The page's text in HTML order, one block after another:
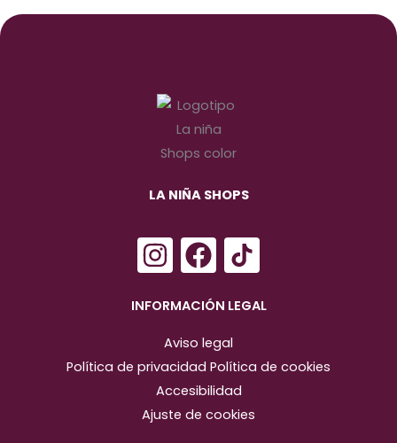
LA NIÑA SHOPS
I
n
s
a
g
r
F
a
c
e
b
o
o
INFORMACIÓN LEGAL
Aviso legal
Política de privacidad Política de cookies
Accesibilidad
Ajuste de cookies